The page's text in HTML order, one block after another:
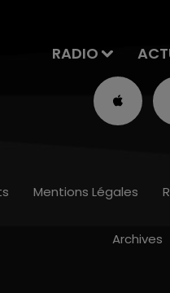
RADIO
Mentions Légales
Archives